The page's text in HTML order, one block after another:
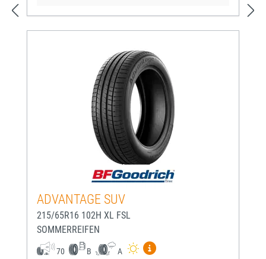
ADVANTAGE SUV
215/65R16 102H XL FSL
SOMMERREIFEN
70 B A
Mehr Informationen zum